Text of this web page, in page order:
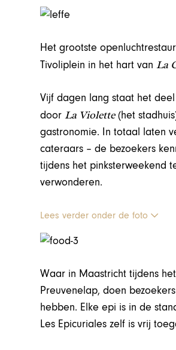
Het grootste
Tivoliplein in het hart vanLa
Vijf dagen lang staat het
doorLa Violette(het
gastronomie. In totaal laten
cateraars – de bezoekers
tijdens het pinksterweekend
verwonderen.
Lees verder onder de foto
Waar in Maastricht tijdens
Preuvenelap, doen
hebben. Elke epi is in de
Les Epicuriales zelf is vrij